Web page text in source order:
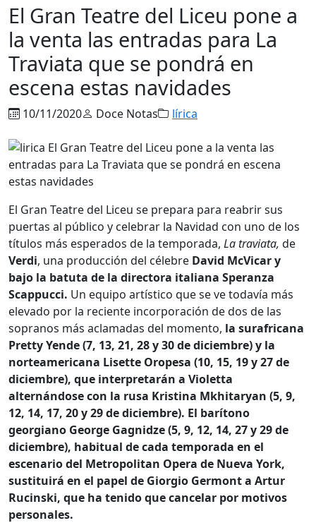
El Gran Teatre del Liceu pone a
la venta las entradas para La
Traviata que se pondrá en
escena estas navidades
10/11/2020 Doce Notas lírica
El Gran Teatre del Liceu se prepara para reabrir sus
puertas al público y celebrar la Navidad con uno de los
títulos más esperados de la temporada, La traviata, de
Verdi, una producción del célebre David McVicar y
bajo la batuta de la directora italiana Speranza
Scappucci. Un equipo artístico que se ve todavía más
elevado por la reciente incorporación de dos de las
sopranos más aclamadas del momento, la surafricana
Pretty Yende (7, 13, 21, 28 y 30 de diciembre) y la
norteamericana Lisette Oropesa (10, 15, 19 y 27 de
diciembre), que interpretarán a Violetta
alternándose con la rusa Kristina Mkhitaryan (5, 9,
12, 14, 17, 20 y 29 de diciembre). El barítono
georgiano George Gagnidze (5, 9, 12, 14, 27 y 29 de
diciembre), habitual de cada temporada en el
escenario del Metropolitan Opera de Nueva York,
sustituirá en el papel de Giorgio Germont a Artur
Rucinski, que ha tenido que cancelar por motivos
personales.